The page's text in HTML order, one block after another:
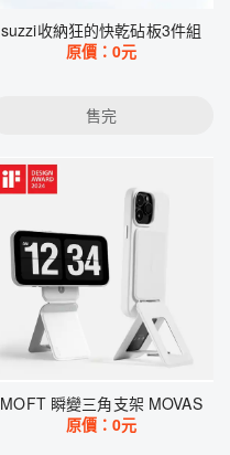
suzzi收納狂的快乾砧板3件組
原價：0元
售完
MOFT 瞬變三角支架 MOVAS
原價：0元